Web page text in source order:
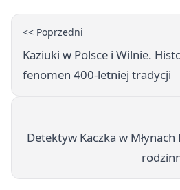
<< Poprzedni
Kaziuki w Polsce i Wilnie.
fenomen 400-letniej tradycji
Detektyw Kaczka w